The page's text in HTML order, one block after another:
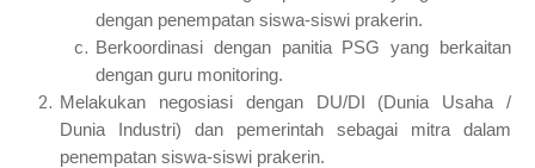
dengan penempatan siswa-siswi prakerin.
Berkoordinasi dengan panitia PSG yang berkaitan
dengan guru monitoring.
Melakukan negosiasi dengan DU/DI (Dunia Usaha /
Dunia Industri) dan pemerintah sebagai mitra dalam
penempatan siswa-siswi prakerin.